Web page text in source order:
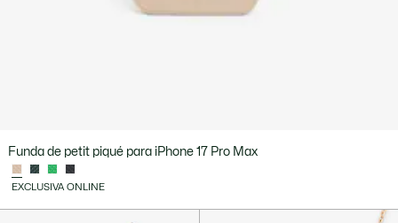
Funda de petit piqué para iPhone 17 Pro Max
EXCLUSIVA ONLINE